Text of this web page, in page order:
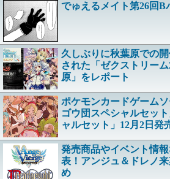
でゅえるメイト第26回B
久しぶりに秋葉原での
された「ゼクストリー
原」をレポート
ポケモンカードゲーム
ゴウ団スペシャルセッ
ャルセット」12月2日発
発売商品やイベント情
表！アンジュ＆ドレノ
め